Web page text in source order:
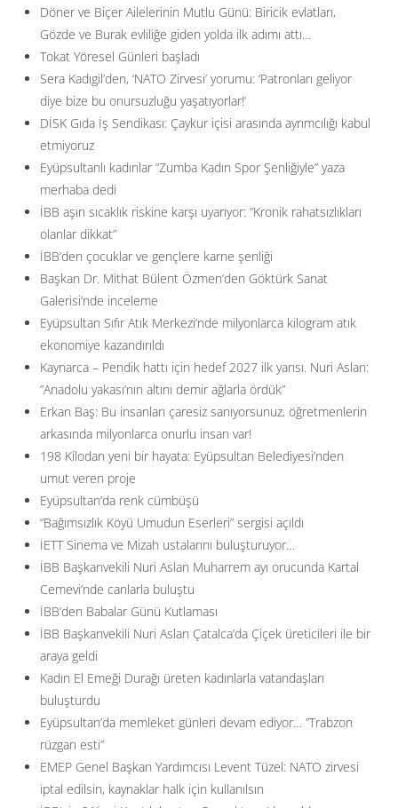
Döner ve Biçer Ailelerinin Mutlu Günü: Biricik evlatları,
Gözde ve Burak evliliğe giden yolda ilk adımı attı…
Tokat Yöresel Günleri başladı
Sera Kadıgil’den, ‘NATO Zirvesi’ yorumu: ‘Patronları geliyor
diye bize bu onursuzluğu yaşatıyorlar!’
DİSK Gıda İş Sendikası: Çaykur içisi arasında ayrımcılığı kabul
etmiyoruz
Eyüpsultanlı kadınlar “Zumba Kadın Spor Şenliğiyle” yaza
merhaba dedi
İBB aşırı sıcaklık riskine karşı uyarıyor: ”Kronik rahatsızlıkları
olanlar dikkat”
İBB’den çocuklar ve gençlere karne şenliği
Başkan Dr. Mithat Bülent Özmen’den Göktürk Sanat
Galerisi’nde inceleme
Eyüpsultan Sıfır Atık Merkezi’nde milyonlarca kilogram atık
ekonomiye kazandırıldı
Kaynarca – Pendik hattı için hedef 2027 ilk yarısı. Nuri Aslan:
”Anadolu yakası’nın altını demir ağlarla ördük”
Erkan Baş: Bu insanları çaresiz sanıyorsunuz, öğretmenlerin
arkasında milyonlarca onurlu insan var!
198 Kilodan yeni bir hayata: Eyüpsultan Belediyesi’nden
umut veren proje
Eyüpsultan’da renk cümbüşü
“Bağımsızlık Köyü Umudun Eserleri” sergisi açıldı
İETT Sinema ve Mizah ustalarını buluşturuyor…
İBB Başkanvekili Nuri Aslan Muharrem ayı orucunda Kartal
Cemevi’nde canlarla buluştu
İBB’den Babalar Günü Kutlaması
İBB Başkanvekili Nuri Aslan Çatalca’da Çiçek üreticileri ile bir
araya geldi
Kadın El Emeği Durağı üreten kadınlarla vatandaşları
buluşturdu
Eyüpsultan’da memleket günleri devam ediyor… ”Trabzon
rüzgarı esti”
EMEP Genel Başkan Yardımcısı Levent Tüzel: NATO zirvesi
iptal edilsin, kaynaklar halk için kullanılsın